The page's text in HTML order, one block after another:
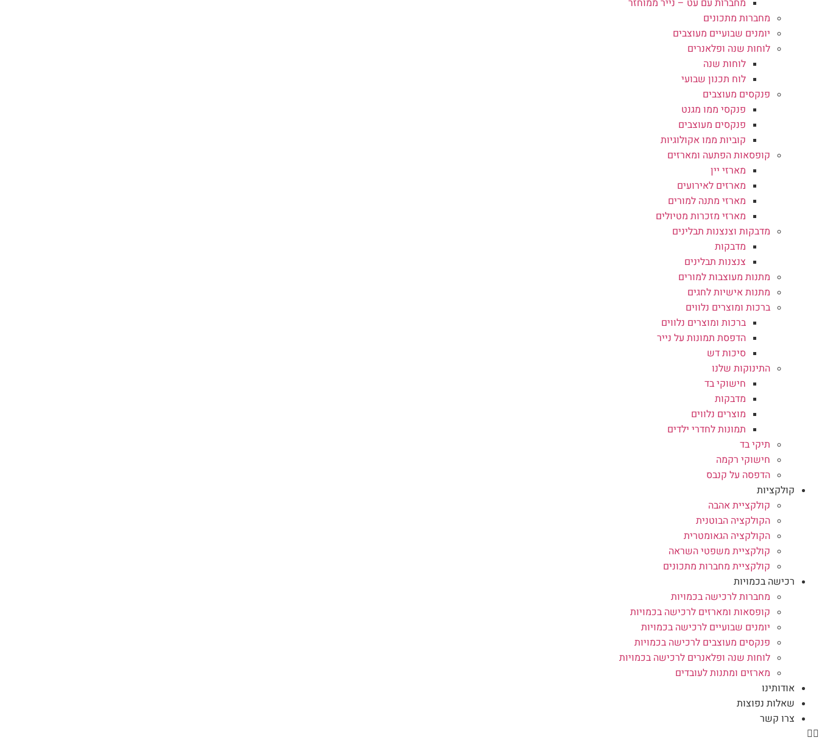
מחברות מתכונים
יומנים שבועיים מעוצבים
לוחות שנה ופלאנרים
לוחות שנה
לוח תכנון שבועי
פנקסים מעוצבים
פנקסי ממו מגנט
פנקסים מעוצבים
קוביות ממו אקולוגיות
קופסאות הפתעה ומארזים
מארזי יין
מארזים לאירועים
מארזי מתנה למורים
מארזי מזכרות מטיולים
מדבקות וצנצנות תבלינים
מדבקות
צנצנות תבלינים
מתנות מעוצבות למורים
מתנות אישיות לחגים
ברכות ומוצרים נלווים
ברכות ומוצרים נלווים
הדפסת תמונות על נייר
סיכות דש
התינוקות שלנו
חישוקי בד
מדבקות
מוצרים נלווים
תמונות לחדרי ילדים
תיקי בד
חישוקי רקמה
הדפסה על קנבס
קולקציות
קולקציית אהבה
הקולקציה הבוטנית
הקולקציה הגאומטרית
קולקציית משפטי השראה
קולקציית מחברות מתכונים
רכישה בכמויות
מחברות לרכישה בכמויות
קופסאות ומארזים לרכישה בכמויות
יומנים שבועיים לרכישה בכמויות
פנקסים מעוצבים לרכישה בכמויות
לוחות שנה ופלאנרים לרכישה בכמויות
מארזים ומתנות לעובדים
אודותינו
שאלות נפוצות
צרו קשר